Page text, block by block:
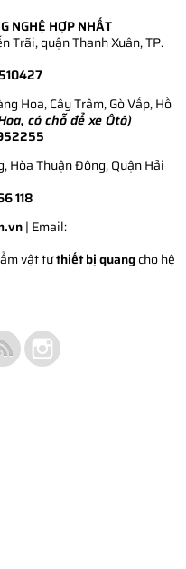
NGHỆ HỢP NHẤT
Trãi, quận Thanh Xuân, TP.
Hoa, Cây Trâm, Gò Vấp, Hồ
có chỗ để xe Ôtô)
Hòa Thuận Đông, Quận Hải
118
| Email:
vật tưthiết bị quangcho hệ